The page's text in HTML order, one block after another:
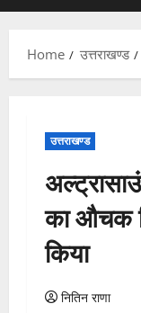
Home उत्तराखण्ड
उत्तराखण्ड
का औचक
किया
नितिन राणा